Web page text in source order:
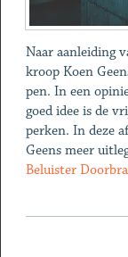
Naar aanleiding
kroop Koen
pen. In een
goed idee is de
perken. In deze
Geens meer
Beluister